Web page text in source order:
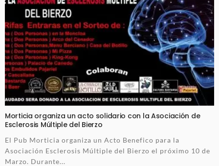
Morticia organiza un acto solidario con la Asociación de
Esclerosis Múltiple del Bierzo
El Pub Morticia organiza un Acto Benefico para la
Asociación Esclerosis Múltiple del Bierzo el próximo 10 de
Marzo. Durante...